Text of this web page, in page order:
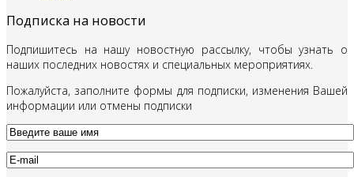
Подписка на новости
Подпишитесь на нашу новостную рассылку, чтобы узнать о
наших последних новостях и специальных мероприятиях.
Пожалуйста, заполните формы для подписки, изменения Вашей
информации или отмены подписки